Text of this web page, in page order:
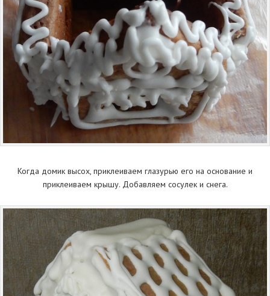
Когда домик высох, приклеиваем глазурью его на основание и
приклеиваем крышу. Добавляем сосулек и снега.